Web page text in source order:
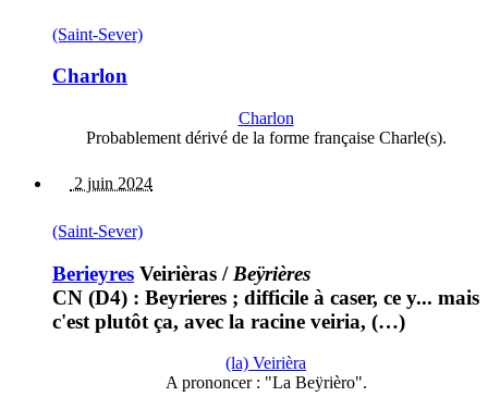
(Saint-Sever)
Charlon
Charlon
Probablement dérivé de la forme française Charle(s).
2 juin 2024
(Saint-Sever)
Berieyres Veirièras / Beÿrières
CN (D4) : Beyrieres ; difficile à caser, ce y... mais
c'est plutôt ça, avec la racine veiria, (…)
(la) Veirièra
A prononcer : "La Beÿrièro".